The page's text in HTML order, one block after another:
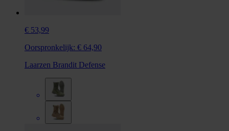
€ 53,99
Oorspronkelijk: € 64,90
Laarzen Brandit Defense